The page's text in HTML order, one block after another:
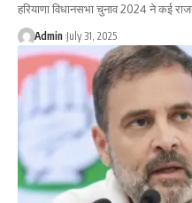
हरियाणा विधानसभा चुनाव 2024 ने कई
Admin July 31, 2025